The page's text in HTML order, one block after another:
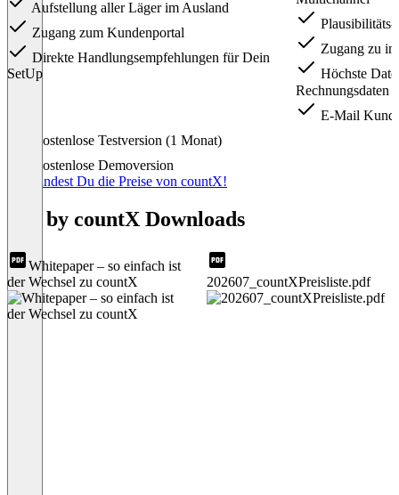
Aufstellung aller Läger im Ausland
Zugang zum Kundenportal
Direkte Handlungsempfehlungen für Dein
SetUp
Zugang zu
Höchste
Rechnungsdaten
E-Mail
Kostenlose Testversion (1 Monat)
Kostenlose Demoversion
Hier findest Du die Preise von countX!
Tax by countX Downloads
Whitepaper – so einfach ist
der Wechsel zu countX
202607_countXPreisliste.pdf